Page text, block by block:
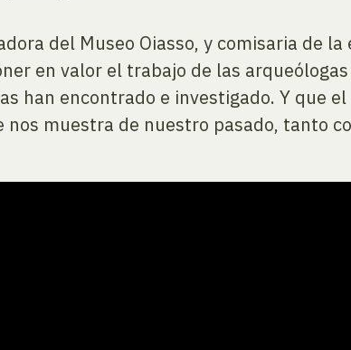
del Museo Oiasso, y comisaria de
en valor el trabajo de las
han encontrado e investigado. Y que
muestra de nuestro pasado, tanto